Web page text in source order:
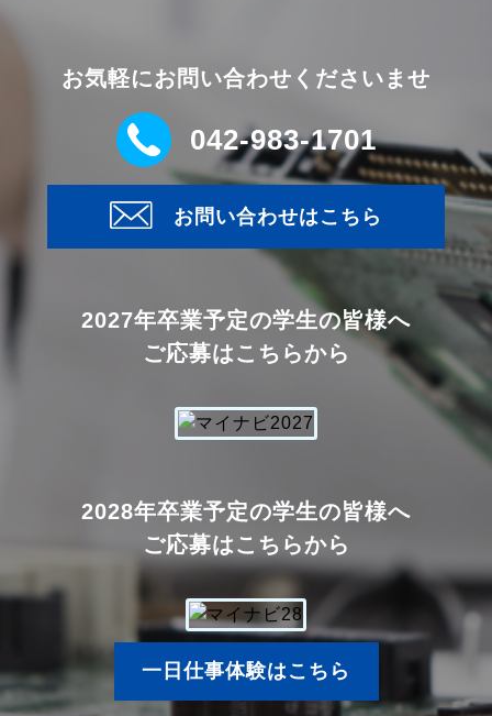
お気軽にお問い合わせくださいませ
042-983-1701
お問い合わせはこちら
2027年卒業予定の学生の皆様へ
ご応募はこちらから
2028年卒業予定の学生の皆様へ
ご応募はこちらから
一日仕事体験はこちら